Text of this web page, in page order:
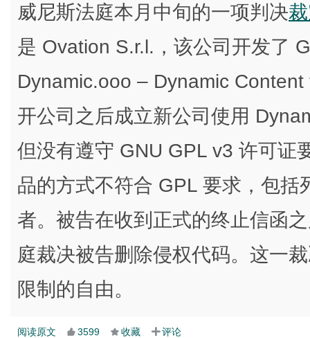
威尼斯法庭本月中旬的一项判决
是 Ovation S.r.l.，该公司开发了
Dynamic.ooo – Dynamic
开公司之后成立新公司使用
但没有遵守 GNU GPL v3 许可证
品的方式不符合 GPL 要求，包
者。被告在收到正式的终止信函
庭裁决被告删除侵权代码。这一
限制的自由。
阅读原文 3599 收藏 评论